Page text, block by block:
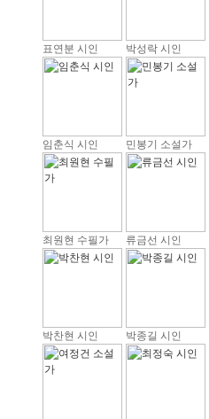
표연분 시인 박성락 시인
임춘식 시인 민봉기 소설가
최원현 수필가 류금선 시인
박찬현 시인 박종길 시인